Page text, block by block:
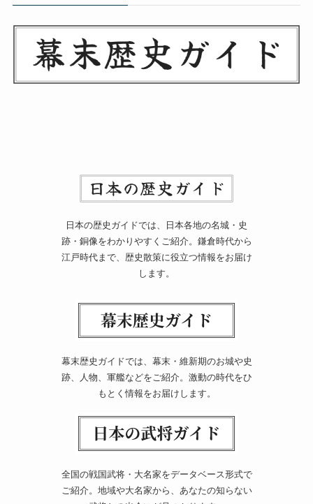
日本の歴史ガイドでは、日本各地の名城・史
跡・銅像をわかりやすくご紹介。鎌倉時代から
江戸時代まで、歴史散策に役立つ情報をお届け
します。
幕末歴史ガイドでは、幕末・維新期のお城や史
跡、人物、軍艦などをご紹介。激動の時代をひ
もとく情報をお届けします。
全国の戦国武将・大名家をデータベース形式で
ご紹介。地域や大名家から、あなたの知らない